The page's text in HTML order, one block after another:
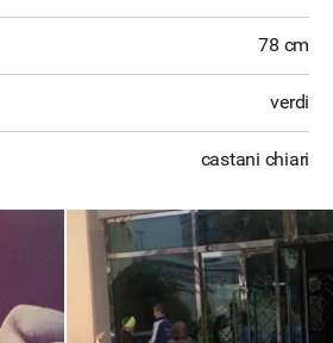
78 cm
verdi
castani chiari